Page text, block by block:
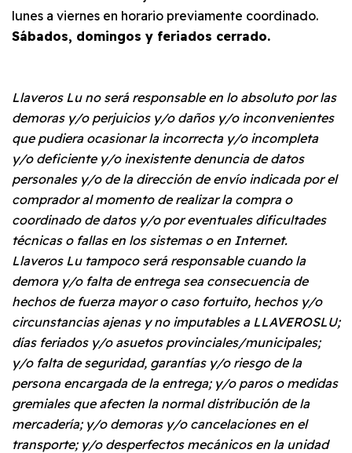
lunes a viernes en horario previamente coordinado.
Sábados, domingos y feriados cerrado.
Llaveros Lu no será responsable en lo absoluto por las
demoras y/o perjuicios y/o daños y/o inconvenientes
que pudiera ocasionar la incorrecta y/o incompleta
y/o deficiente y/o inexistente denuncia de datos
personales y/o de la dirección de envío indicada por el
comprador al momento de realizar la compra o
coordinado de datos y/o por eventuales dificultades
técnicas o fallas en los sistemas o en Internet.
Llaveros Lu tampoco será responsable cuando la
demora y/o falta de entrega sea consecuencia de
hechos de fuerza mayor o caso fortuito, hechos y/o
circunstancias ajenas y no imputables a LLAVEROSLU;
días feriados y/o asuetos provinciales/municipales;
y/o falta de seguridad, garantías y/o riesgo de la
persona encargada de la entrega; y/o paros o medidas
gremiales que afecten la normal distribución de la
mercadería; y/o demoras y/o cancelaciones en el
transporte; y/o desperfectos mecánicos en la unidad